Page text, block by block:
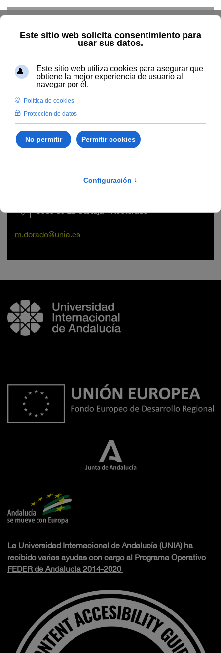
Home La UNIA Directorio Sede La Cartuja
María
Mercedes Dorado Martínez
María Mercedes Dorado
Sede de La Cartuja - Rectorado
m.dorado@unia.es
La Universidad Internacional de Andalucía (UNIA) ha
recibido varias ayudas con cargo al Programa Operativo
FEDER de Andalucía 2014-2020